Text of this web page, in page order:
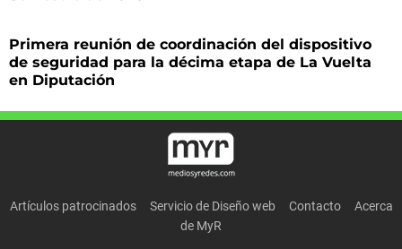
Primera reunión de coordinación del dispositivo
de seguridad para la décima etapa de La Vuelta
en Diputación
Artículos patrocinados Servicio de Diseño web Contacto
Acerca
de MyR